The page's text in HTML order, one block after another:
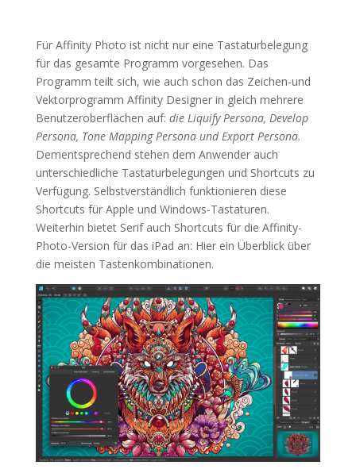
Für Affinity Photo ist nicht nur eine Tastaturbelegung
für das gesamte Programm vorgesehen. Das
Programm teilt sich, wie auch schon das Zeichen-und
Vektorprogramm Affinity Designer in gleich mehrere
Benutzeroberflächen auf: die Liquify Persona, Develop
Persona, Tone Mapping Persona und Export Persona.
Dementsprechend stehen dem Anwender auch
unterschiedliche Tastaturbelegungen und Shortcuts zu
Verfügung. Selbstverständlich funktionieren diese
Shortcuts für Apple und Windows-Tastaturen.
Weiterhin bietet Serif auch Shortcuts für die Affinity-
Photo-Version für das iPad an: Hier ein Überblick über
die meisten Tastenkombinationen.